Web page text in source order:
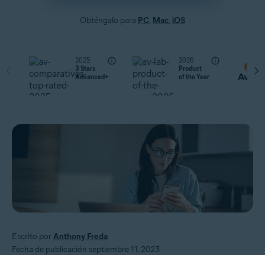
Obténgalo para PC, Mac, iOS
2025
3 Stars
Advanced+
2026
Product
of the Year
Escrito porAnthony Freda
Fecha de publicación septiembre 11, 2023